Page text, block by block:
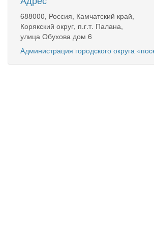
688000, Россия, Камчатский край,
Корякский округ, п.г.т. Палана,
улица Обухова дом 6
Администрация городского округа